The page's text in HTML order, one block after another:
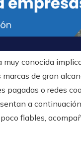
conocida
de gran
pagadas o redes
a
fiables,